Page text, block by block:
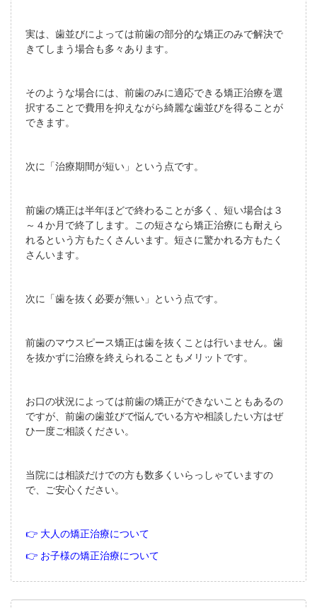
実は、歯並びによっては前歯の部分的な矯正のみで解決で
きてしまう場合も多々あります。
そのような場合には、前歯のみに適応できる矯正治療を選
択することで費用を抑えながら綺麗な歯並びを得ることが
できます。
次に「治療期間が短い」という点です。
前歯の矯正は半年ほどで終わることが多く、短い場合は３
～４か月で終了します。この短さなら矯正治療にも耐えら
れるという方もたくさんいます。短さに驚かれる方もたく
さんいます。
次に「歯を抜く必要が無い」という点です。
前歯のマウスピース矯正は歯を抜くことは行いません。歯
を抜かずに治療を終えられることもメリットです。
お口の状況によっては前歯の矯正ができないこともあるの
ですが、前歯の歯並びで悩んでいる方や相談したい方はぜ
ひ一度ご相談ください。
当院には相談だけでの方も数多くいらっしゃていますの
で、ご安心ください。
👉 大人の矯正治療について
👉 お子様の矯正治療について